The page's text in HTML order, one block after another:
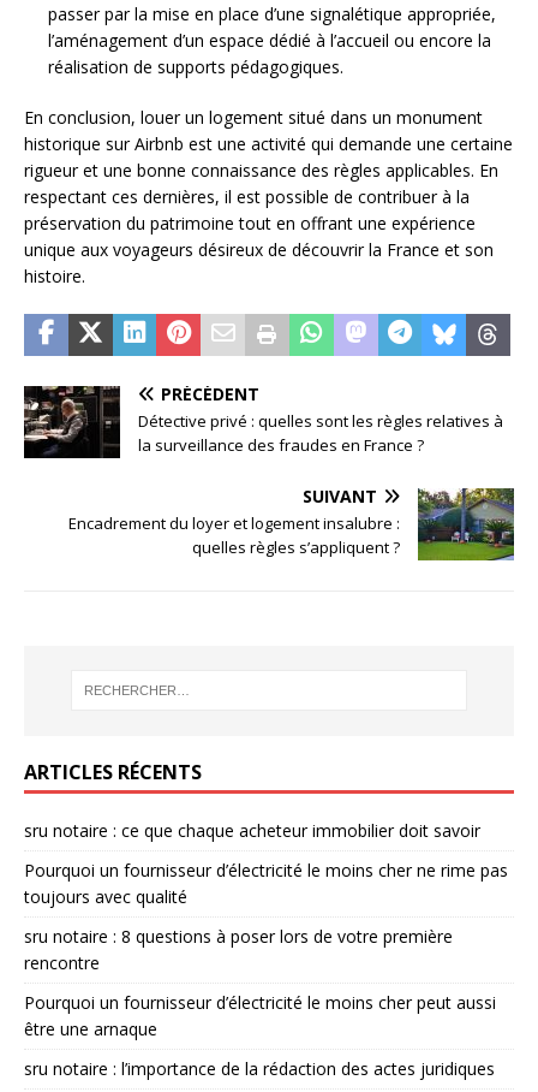
passer par la mise en place d’une signalétique appropriée,
l’aménagement d’un espace dédié à l’accueil ou encore la
réalisation de supports pédagogiques.
En conclusion, louer un logement situé dans un monument
historique sur Airbnb est une activité qui demande une certaine
rigueur et une bonne connaissance des règles applicables. En
respectant ces dernières, il est possible de contribuer à la
préservation du patrimoine tout en offrant une expérience
unique aux voyageurs désireux de découvrir la France et son
histoire.
PRÉCÉDENT
Détective privé : quelles sont les règles relatives à
la surveillance des fraudes en France ?
SUIVANT
Encadrement du loyer et logement insalubre :
quelles règles s’appliquent ?
ARTICLES RÉCENTS
sru notaire : ce que chaque acheteur immobilier doit savoir
Pourquoi un fournisseur d’électricité le moins cher ne rime pas
toujours avec qualité
sru notaire : 8 questions à poser lors de votre première
rencontre
Pourquoi un fournisseur d’électricité le moins cher peut aussi
être une arnaque
sru notaire : l’importance de la rédaction des actes juridiques